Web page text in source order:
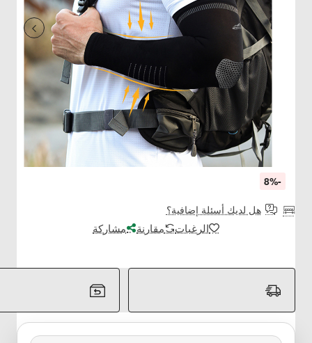
-8%
هل لديك أسئلة إضافية؟
الرغبات مقارنة مشاركة